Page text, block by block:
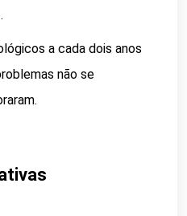
a cada dois anos
não se